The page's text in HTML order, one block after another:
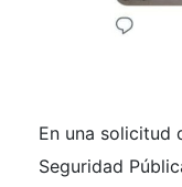
En una solicitud
Seguridad